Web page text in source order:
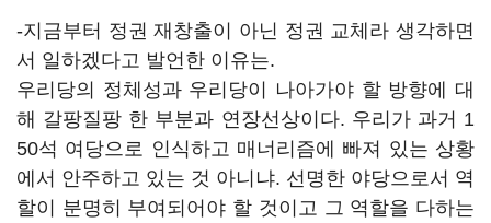
-지금부터 정권 재창출이 아닌 정권 교체라 생각하면
서 일하겠다고 발언한 이유는.
우리당의 정체성과 우리당이 나아가야 할 방향에 대
해 갈팡질팡 한 부분과 연장선상이다. 우리가 과거 1
50석 여당으로 인식하고 매너리즘에 빠져 있는 상황
에서 안주하고 있는 것 아니냐. 선명한 야당으로서 역
할이 분명히 부여되어야 할 것이고 그 역할을 다하는